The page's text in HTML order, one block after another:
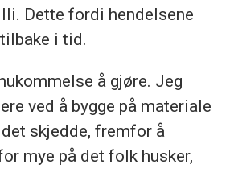
Dette fordi hendelsene
i tid.
å gjøre. Jeg
ved å bygge på materiale
skjedde, fremfor å
mye på det folk husker,